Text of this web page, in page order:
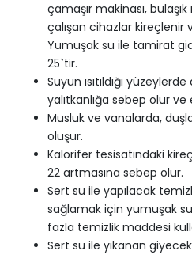
çamaşır makinası,
çalışan cihazlar
Yumuşak su ile tamirat
25`tir.
Suyun ısıtıldığı
yalıtkanlığa sebep olur
Musluk ve vanalarda,
oluşur.
Kalorifer tesisatındaki
22 artmasına sebep olur.
Sert su ile yapılacak
sağlamak için yumuşak
fazla temizlik maddesi
Sert su ile yıkanan